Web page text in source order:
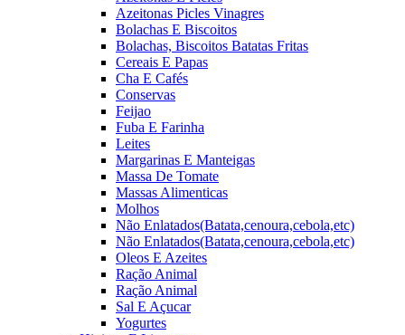
Azeitonas Picles Vinagres
Bolachas E Biscoitos
Bolachas, Biscoitos Batatas Fritas
Cereais E Papas
Cha E Cafés
Conservas
Feijao
Fuba E Farinha
Leites
Margarinas E Manteigas
Massa De Tomate
Massas Alimenticas
Molhos
Não Enlatados(Batata,cenoura,cebola,etc)
Não Enlatados(Batata,cenoura,cebola,etc)
Oleos E Azeites
Ração Animal
Ração Animal
Sal E Açucar
Yogurtes